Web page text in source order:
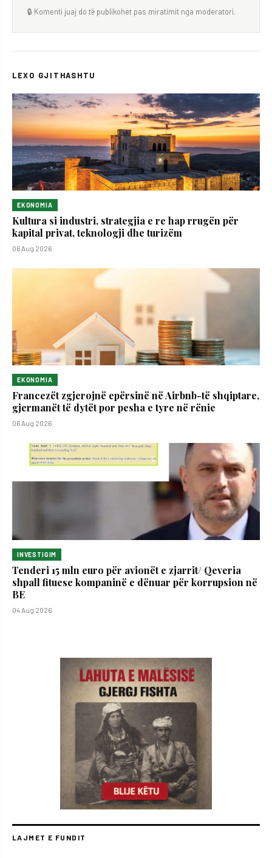
🔒 Komenti juaj do të publikohet pas miratimit nga moderatori.
LEXO GJITHASHTU
EKONOMIA
Kultura si industri, strategjia e re hap rrugën për
kapital privat, teknologji dhe turizëm
06 Aug 2026
EKONOMIA
Francezët zgjerojnë epërsinë në Airbnb-të shqiptare,
gjermanët të dytët por pesha e tyre në rënie
06 Aug 2026
INVESTIGIM
Tenderi 15 mln euro për avionët e zjarrit/ Qeveria
shpall fituese kompaninë e dënuar për korrupsion në
BE
04 Aug 2026
LAJMET E FUNDIT